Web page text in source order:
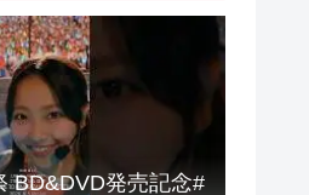
BD&DVD発売記念#